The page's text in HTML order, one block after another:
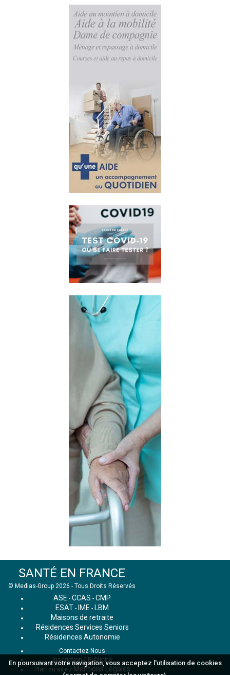
En poursuivant votre navigation, vous acceptez l'utilisation de cookies
SANTÉ EN FRANCE
© Medias-Group 2026 - Tous Droits Réservés
ASE - CCAS - CMP
ESAT - IME - LBM
Maisons de retraite
Résidences Services Seniors
Résidences Autonomie
Contactez-Nous
Inscription / Publicité
Plan du site / Mentions Légales